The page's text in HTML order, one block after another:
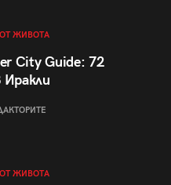
ЖИВОТА
City Guide: 72
Иракли
ЖИВОТА